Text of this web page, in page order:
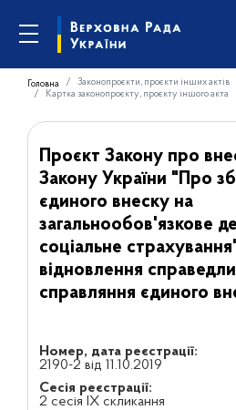
Головна Законопроєкти, проєкти інших актів
Картка законопроєкту, проєкту іншого акта
Проєкт Закону про
Закону України "Про
єдиного внеску на
загальнообов'язкове
соціальне
відновлення
справляння єдиного
Номер, дата реєстрації:
2190-2 від 11.10.2019
Сесія реєстрації:
2 сесія IX скликання